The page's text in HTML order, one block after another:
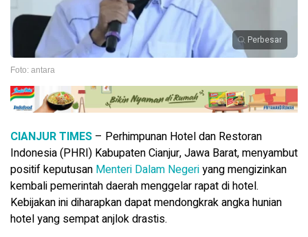
Perbesar
Foto: antara
CIANJUR TIMES – Perhimpunan Hotel dan Restoran
Indonesia (PHRI) Kabupaten Cianjur, Jawa Barat, menyambut
positif keputusan Menteri Dalam Negeriyang mengizinkan
kembali pemerintah daerah menggelar rapat di hotel.
Kebijakan ini diharapkan dapat mendongkrak angka hunian
hotel yang sempat anjlok drastis.